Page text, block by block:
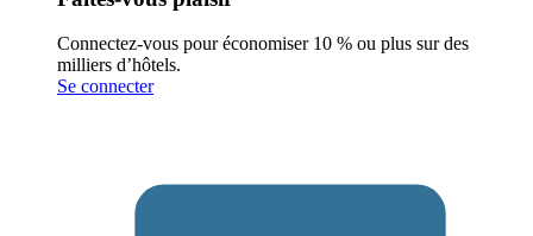
Connectez-vous pour économiser 10 % ou plus sur des
milliers d’hôtels.
Se connecter